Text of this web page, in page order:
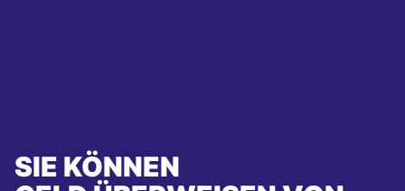
SIE KÖNNEN